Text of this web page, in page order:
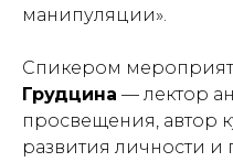
манипуляции».
Спикером
Грудцина — лектор
просвещения, автор
развития личности и